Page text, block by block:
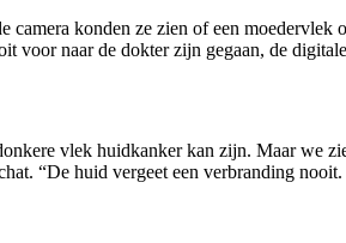
konden ze zien of een moedervlek
voor naar de dokter zijn gegaan, de
vlek huidkanker kan zijn. Maar we
“De huid vergeet een verbranding